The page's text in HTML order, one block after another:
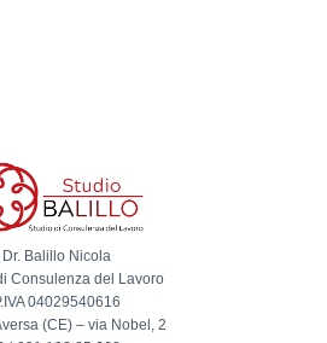
Dr. Balillo Nicola
Consulenza del Lavoro
04029540616
(CE) – via Nobel, 2